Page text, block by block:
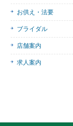
お供え・法要
ブライダル
店舗案内
求人案内